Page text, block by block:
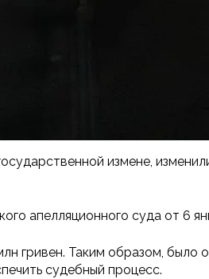
измене,
апелляционного суда от 6
гривен. Таким образом, было
судебный процесс.